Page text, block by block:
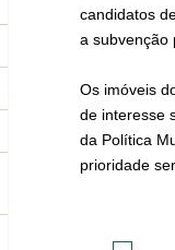
candidatos
a subvenção
Os imóveis
de interesse
da Política
prioridade